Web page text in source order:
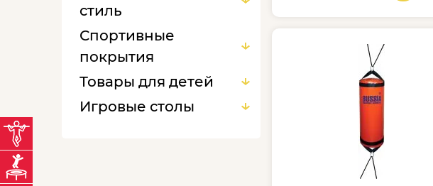
единоборств
Манекены
стиль
Спортивные
покрытия
Товары для детей
Игровые столы